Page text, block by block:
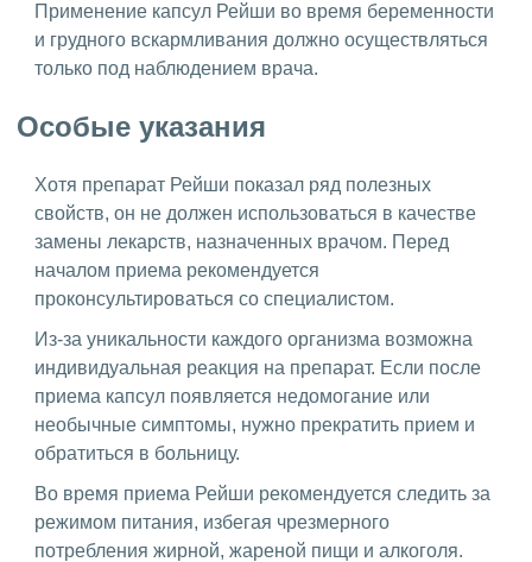
Применение капсул Рейши во время беременности
и грудного вскармливания должно осуществляться
только под наблюдением врача.
Особые указания
Хотя препарат Рейши показал ряд полезных
свойств, он не должен использоваться в качестве
замены лекарств, назначенных врачом. Перед
началом приема рекомендуется
проконсультироваться со специалистом.
Из-за уникальности каждого организма возможна
индивидуальная реакция на препарат. Если после
приема капсул появляется недомогание или
необычные симптомы, нужно прекратить прием и
обратиться в больницу.
Во время приема Рейши рекомендуется следить за
режимом питания, избегая чрезмерного
потребления жирной, жареной пищи и алкоголя.